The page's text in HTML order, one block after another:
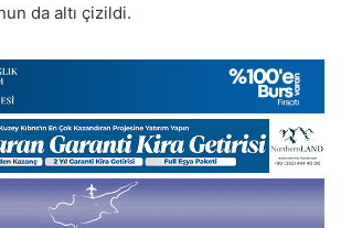
da altı çizildi.